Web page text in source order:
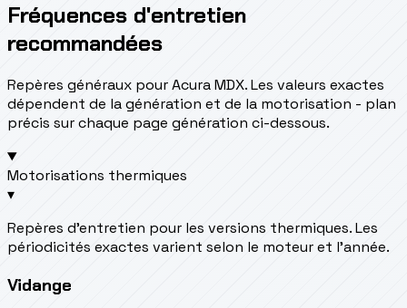
Fréquences d'entretien
recommandées
Repères généraux pour Acura MDX. Les valeurs exactes
dépendent de la génération et de la motorisation - plan
précis sur chaque page génération ci-dessous.
Motorisations thermiques
▾
Repères d’entretien pour les versions thermiques. Les
périodicités exactes varient selon le moteur et l’année.
Vidange